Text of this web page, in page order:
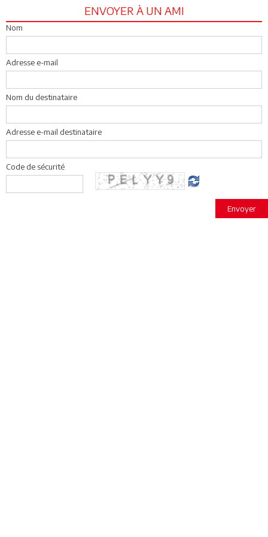
ENVOYER À UN AMI
Nom
Adresse e-mail
Nom du destinataire
Adresse e-mail destinataire
Code de sécurité
Envoyer